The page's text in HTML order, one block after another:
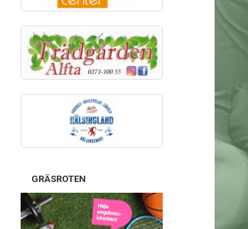
GRÄSROTEN